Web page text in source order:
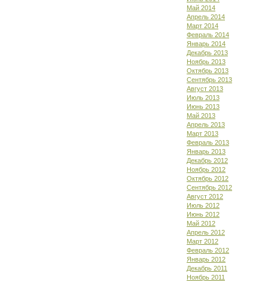
Май 2014
Апрель 2014
Март 2014
Февраль 2014
Январь 2014
Декабрь 2013
Ноябрь 2013
Октябрь 2013
Сентябрь 2013
Август 2013
Июль 2013
Июнь 2013
Май 2013
Апрель 2013
Март 2013
Февраль 2013
Январь 2013
Декабрь 2012
Ноябрь 2012
Октябрь 2012
Сентябрь 2012
Август 2012
Июль 2012
Июнь 2012
Май 2012
Апрель 2012
Март 2012
Февраль 2012
Январь 2012
Декабрь 2011
Ноябрь 2011